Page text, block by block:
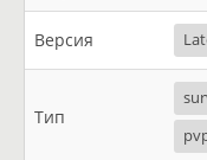
Версия
Тип